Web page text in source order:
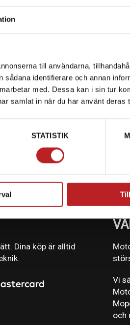
till användarna,
identifierare och annan
med. Dessa kan i sin tur
samlat in när du har använt deras
STATISTIK
SPECIFIKATION
Dina köp är alltid
Vi
och